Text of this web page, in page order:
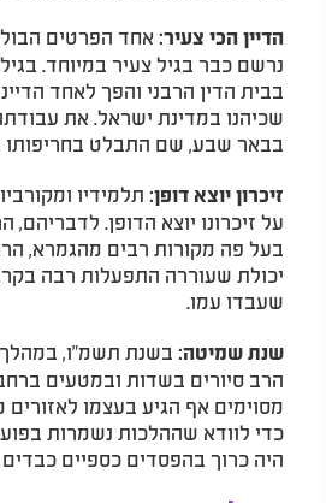
הדיין הכי צעיר: אחד הפרטים
בבית הדין הרבני והפך לאחד
שכיהנו במדינת ישראל. את
בבאר שבע, שם התבלט בחריפותו
זיכרון יוצא דופן: תלמידיו
על זיכרונו יוצא הדופן.
בעל פה מקורות רבים מהגמרא,
יכולת שעוררה התפעלות רבה בקרב
שעבדו עמו.
שנת שמיטה: בשנת תשמ"ו,
הרב סיורים בשדות ובמטעים
מסוימים אף הגיע בעצמו לאזורים
כדי לוודא שההלכות נשמרות
היה כרוך בהפסדים כספיים